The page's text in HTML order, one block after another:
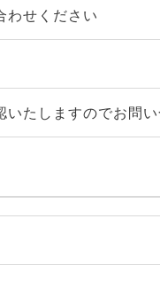
わせください
いたしますのでお問